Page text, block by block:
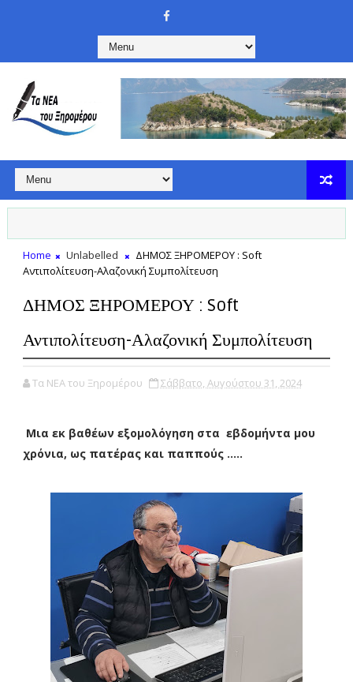
Home Unlabelled
ΔΗΜΟΣ ΞΗΡΟΜΕΡΟΥ : Soft
Αντιπολίτευση-Αλαζονική Συμπολίτευση
ΔΗΜΟΣ ΞΗΡΟΜΕΡΟΥ : Soft
Αντιπολίτευση-Αλαζονική Συμπολίτευση
Τα ΝΕΑ του Ξηρομέρου Σάββατο, Αυγούστου 31, 2024
Μια εκ βαθέων εξομολόγηση στα εβδομήντα μου
χρόνια, ως πατέρας και παππούς .....